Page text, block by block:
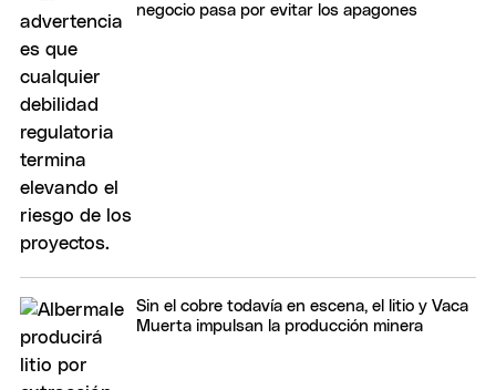
negocio pasa por evitar los apagones
Sin el cobre todavía en escena, el litio y Vaca
Muerta impulsan la producción minera